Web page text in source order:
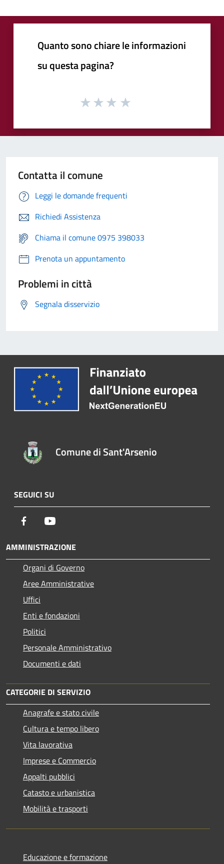
Quanto sono chiare le informazioni
su questa pagina?
Contatta il comune
Leggi le domande frequenti
Richiedi Assistenza
Chiama il comune 0975 398033
Prenota un appuntamento
Problemi in città
Segnala disservizio
Comune di Sant'Arsenio
SEGUICI SU
Facebook
AMMINISTRAZIONE
Organi di Governo
Aree Amministrative
Uffici
Enti e fondazioni
Politici
Personale Amministrativo
Documenti e dati
CATEGORIE DI SERVIZIO
Anagrafe e stato civile
Cultura e tempo libero
Vita lavorativa
Imprese e Commercio
Appalti pubblici
Catasto e urbanistica
Mobilità e trasporti
Educazione e formazione